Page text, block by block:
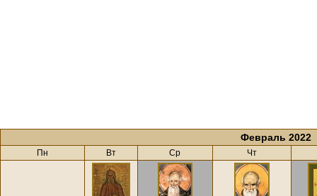
Февраль 2022
Пн Вт Ср Чт